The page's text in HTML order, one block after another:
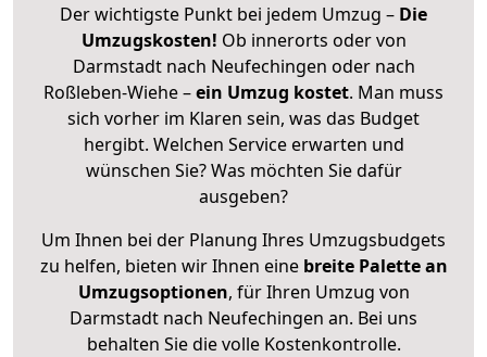
Der wichtigste Punkt bei jedem Umzug – Die
Umzugskosten! Ob innerorts oder von
Darmstadt nach Neufechingen oder nach
Roßleben-Wiehe –ein Umzug kostet. Man muss
sich vorher im Klaren sein, was das Budget
hergibt. Welchen Service erwarten und
wünschen Sie? Was möchten Sie dafür
ausgeben?
Um Ihnen bei der Planung Ihres Umzugsbudgets
zu helfen, bieten wir Ihnen eine breite Palette an
Umzugsoptionen, für Ihren Umzug von
Darmstadt nach Neufechingen an. Bei uns
behalten Sie die volle Kostenkontrolle.